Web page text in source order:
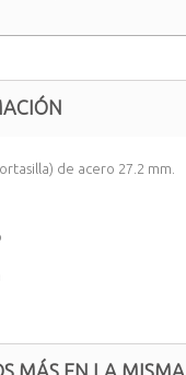
de acero 27.2 mm.
MÁS EN LA MISMA